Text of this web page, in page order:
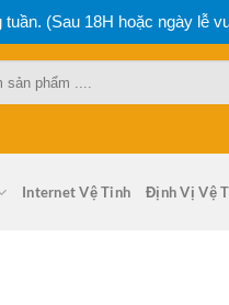
(Sau 18H hoặc ngày lễ
Internet Vệ Tinh Định Vị Vệ